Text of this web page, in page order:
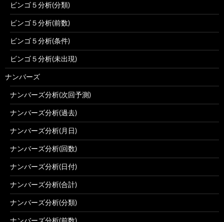
ビンゴ５分析(分類)
ビンゴ５分析(前数)
ビンゴ５分析(条件)
ビンゴ５分析(未出現)
ナンバーズ
ナンバーズ分析(次回予測)
ナンバーズ分析(過去)
ナンバーズ分析(月日)
ナンバーズ分析(回数)
ナンバーズ分析(日付)
ナンバーズ分析(合計)
ナンバーズ分析(分類)